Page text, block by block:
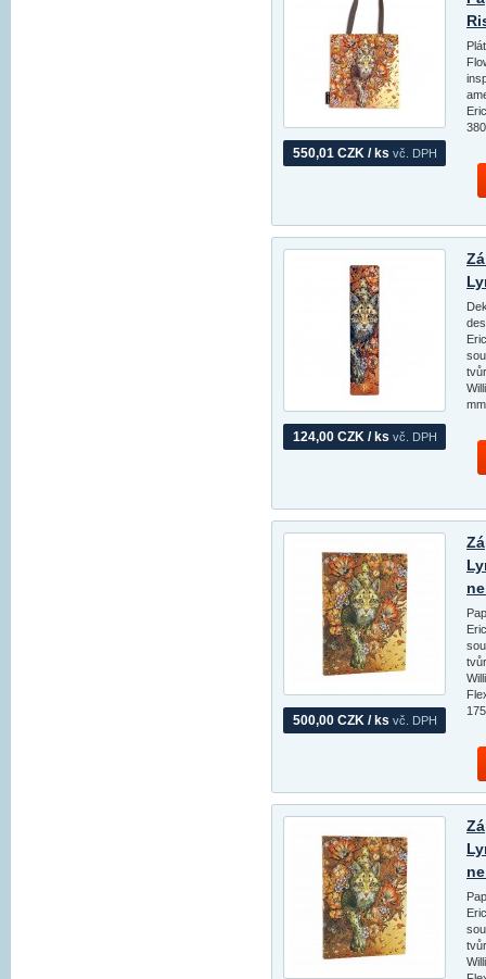
550,01 CZK / ks vč. DPH
124,00 CZK / ks vč. DPH
500,00 CZK / ks vč. DPH